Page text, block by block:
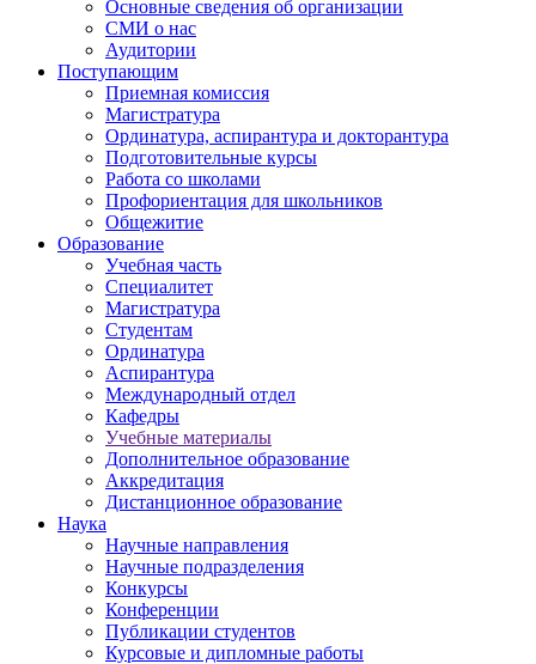
Основные сведения об организации
СМИ о нас
Аудитории
Поступающим
Приемная комиссия
Магистратура
Ординатура, аспирантура и докторантура
Подготовительные курсы
Работа со школами
Профориентация для школьников
Общежитие
Образование
Учебная часть
Специалитет
Магистратура
Студентам
Ординатура
Аспирантура
Международный отдел
Кафедры
Учебные материалы
Дополнительное образование
Аккредитация
Дистанционное образование
Наука
Научные направления
Научные подразделения
Конкурсы
Конференции
Публикации студентов
Курсовые и дипломные работы